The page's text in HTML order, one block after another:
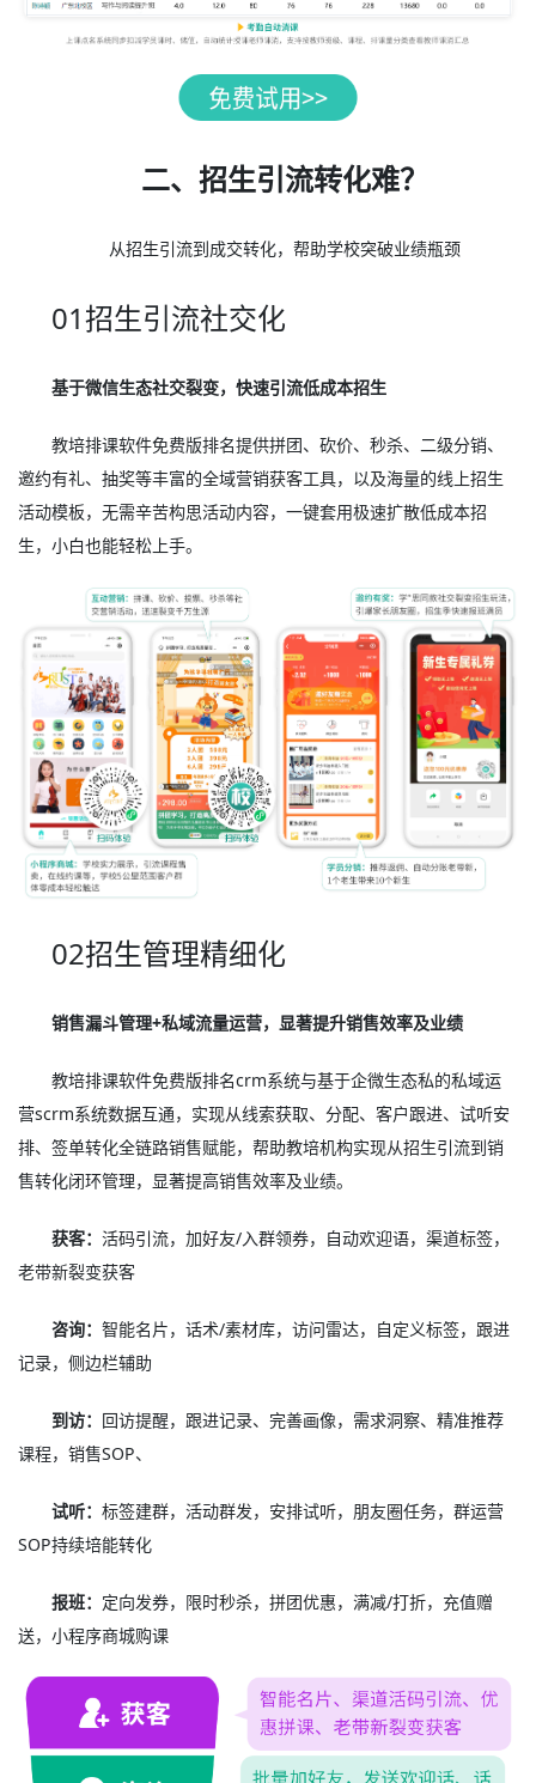
二、招生引流转化难？
从招生引流到成交转化，帮助学校突破业绩瓶颈
01招生引流社交化
基于微信生态社交裂变，快速引流低成本招生
教培排课软件免费版排名提供拼团、砍价、秒杀、二级分销、
邀约有礼、抽奖等丰富的全域营销获客工具，以及海量的线上招生
活动模板，无需辛苦构思活动内容，一键套用极速扩散低成本招
生，小白也能轻松上手。
02招生管理精细化
销售漏斗管理+私域流量运营，显著提升销售效率及业绩
教培排课软件免费版排名crm系统与基于企微生态私的私域运
营scrm系统数据互通，实现从线索获取、分配、客户跟进、试听安
排、签单转化全链路销售赋能，帮助教培机构实现从招生引流到销
售转化闭环管理，显著提高销售效率及业绩。
获客：活码引流，加好友/入群领券，自动欢迎语，渠道标签，
老带新裂变获客
咨询：智能名片，话术/素材库，访问雷达，自定义标签，跟进
记录，侧边栏辅助
到访： 回访提醒，跟进记录、完善画像，需求洞察、精准推荐
课程，销售SOP、
试听：标签建群，活动群发，安排试听，朋友圈任务，群运营
SOP持续培能转化
报班： 定向发券，限时秒杀，拼团优惠，满减/打折，充值赠
送，小程序商城购课